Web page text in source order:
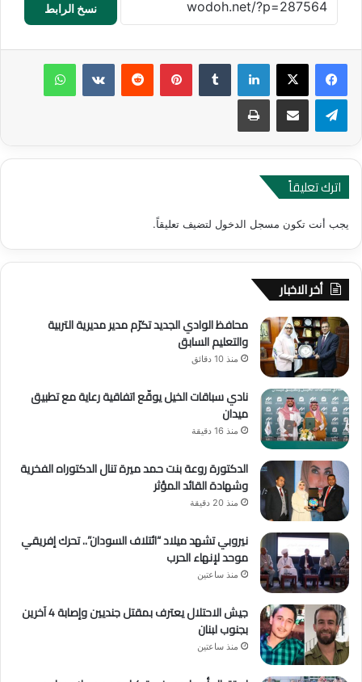
نسخ الرابط
لينكدإن بينتيريست
اترك تعليقاً
يجب أنت تكون مسجل الدخول لتضيف تعليقاً.
أخر الاخبار
محافظ الوادي الجديد تكرّم مدير مديرية التربية
والتعليم السابق
منذ 10 دقائق
نادي سباقات الخيل يوقّع اتفاقية رعاية مع تطبيق
ميدان
منذ 16 دقيقة
الدكتورة روعة بنت حمد ميرة تنال الدكتوراه الفخرية
وشهادة القائد المؤثر
منذ 20 دقيقة
نيروبي تشهد ميلاد “ائتلاف السودان”.. تحرك إفريقي
موحد لإنهاء الحرب
منذ ساعتين
جيش الاحتلال يعترف بمقتل جنديين وإصابة 4 آخرين
بجنوب لبنان
منذ ساعتين